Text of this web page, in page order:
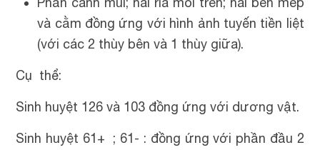
và cằm đồng ứng với hình ảnh tuyến tiền liệt
(với các 2 thùy bên và 1 thùy giữa).
Cụ thể:
Sinh huyệt 126 và 103 đồng ứng với dương vật.
Sinh huyệt 61+ ; 61- : đồng ứng với phần đầu 2